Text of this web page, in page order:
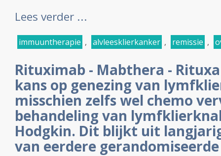
Lees verder ...
immuuntherapie , alvleesklierkanker , remissie ,
Rituximab - Mabthera -
kans op genezing van
misschien zelfs wel chemo
behandeling van
Hodgkin. Dit blijkt uit
van eerdere